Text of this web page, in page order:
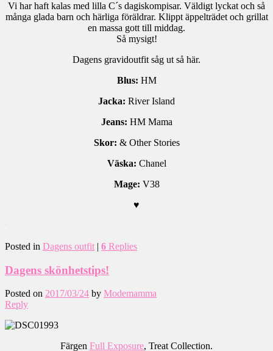
Vi har haft kalas med lilla C´s dagiskompisar. Väldigt lyckat och så
många glada barn och härliga föräldrar. Klippt äppelträdet och grillat
en massa gott till middag.
Så mysigt!
Dagens gravidoutfit såg ut så här.
Blus: HM
Jacka: River Island
Jeans: HM Mama
Skor: & Other Stories
Väska: Chanel
Mage: V38
♥
Posted in Dagens outfit | 6 Replies
Dagens skönhetstips!
Posted on 2017/03/24 by Modemamma
Reply
Färgen Full Exposure, Treat Collection.